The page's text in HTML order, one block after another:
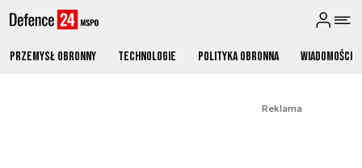
Przemysł obronny Technologie Polityka obronna Wiadomości
Reklama